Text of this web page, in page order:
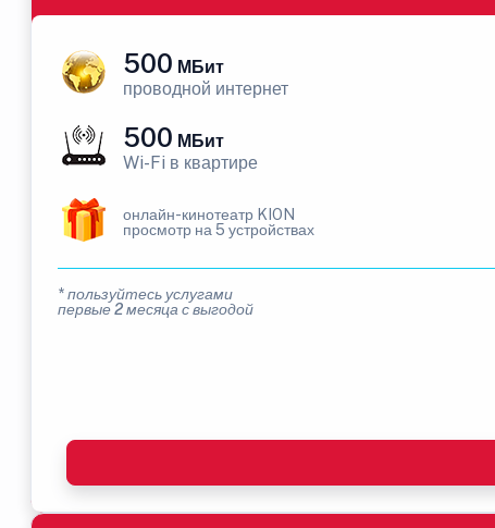
500 МБит
проводной интернет
500 МБит
Wi-Fi в квартире
онлайн-кинотеатр KION
просмотр на 5 устройствах
* пользуйтесь услугами
первые 2 месяца с выгодой